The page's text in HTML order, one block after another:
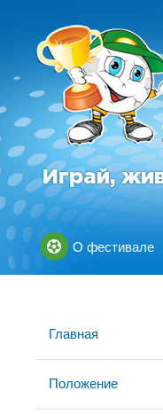
Играй,
О фестивале
Главная
Положение